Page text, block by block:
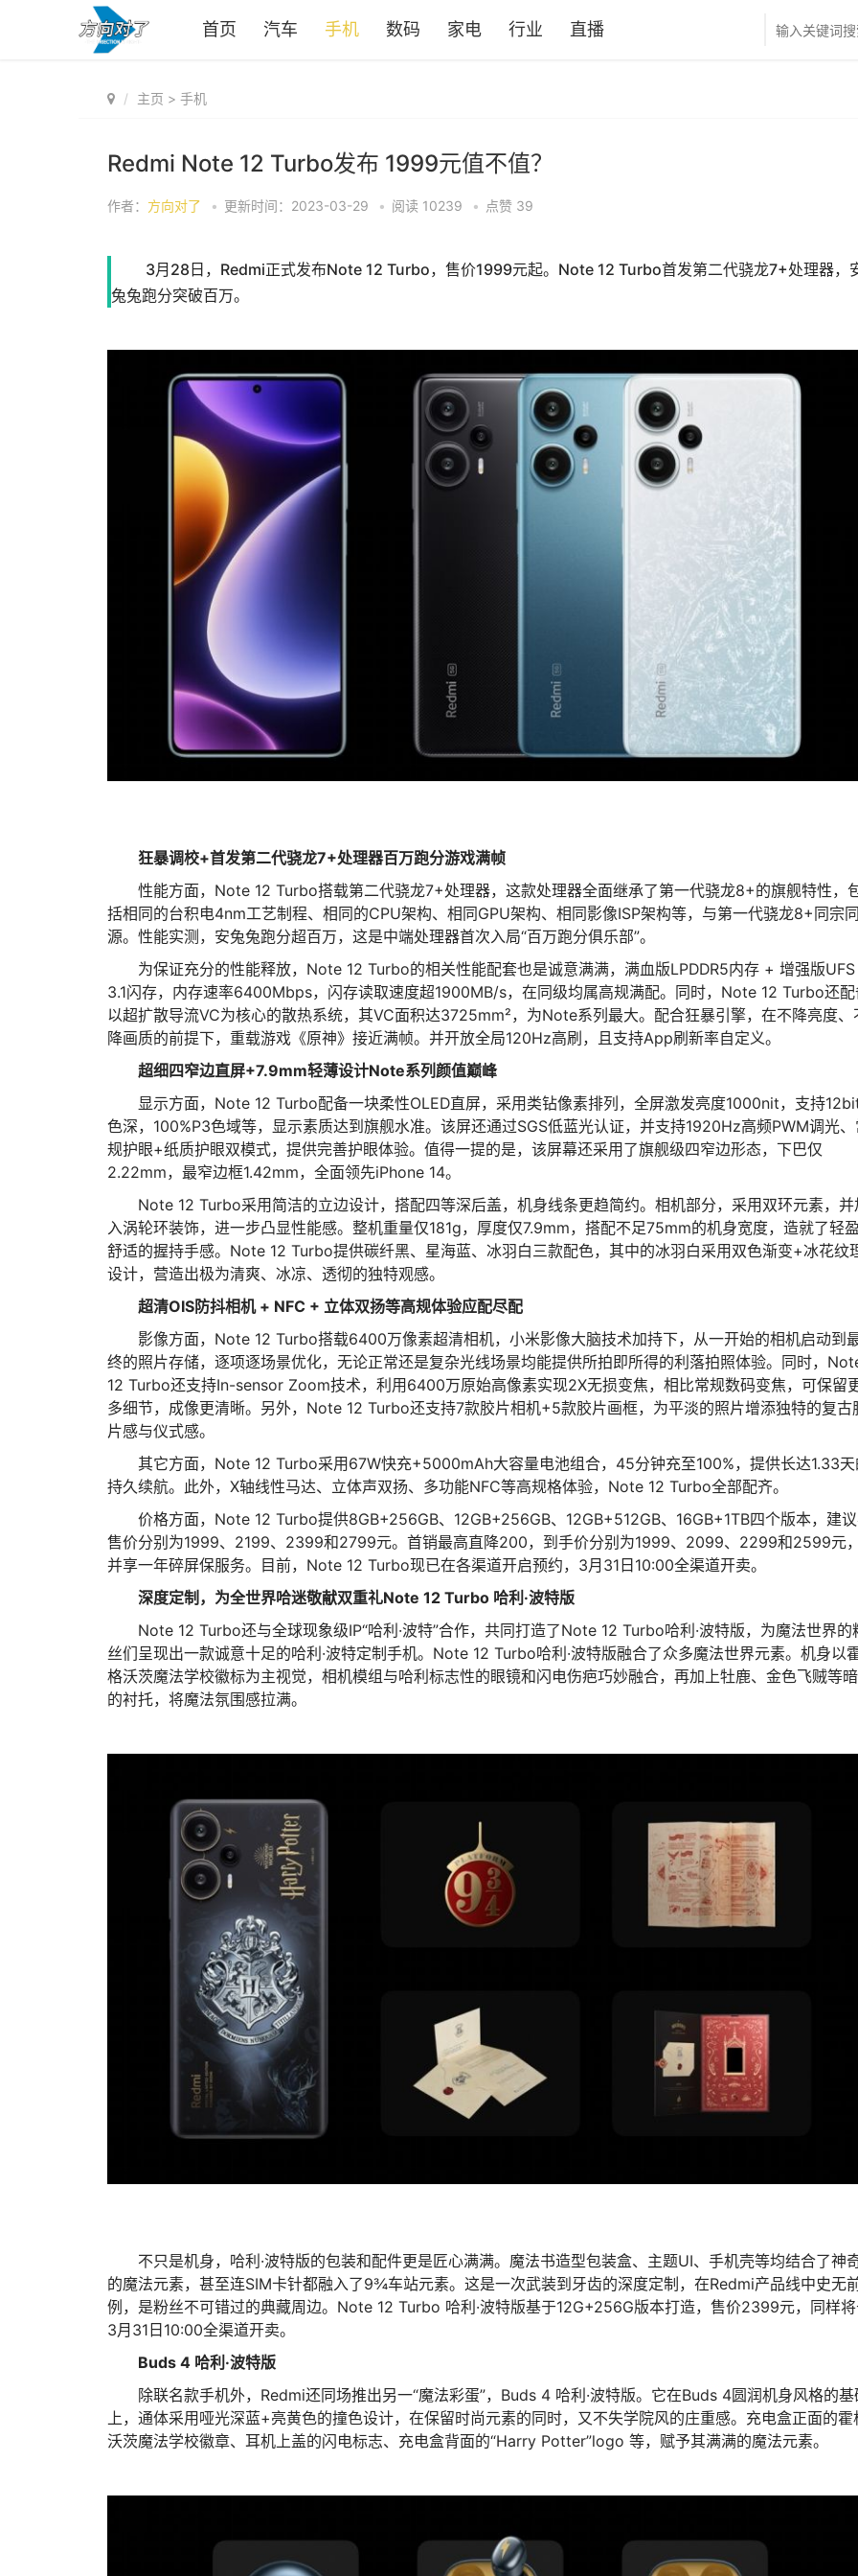
首页 汽车 手机 数码 家电 行业 直播
主页 > 手机
Redmi Note 12 Turbo发布 1999元值不值？
作者： 方向对了 • 更新时间：2023-03-29 • 阅读 10239 • 点赞 39
3月28日，Redmi正式发布Note 12 Turbo，售价1999元起。Note 12 Turbo首发第二代骁龙7+处理器，
兔兔跑分突破百万。
狂暴调校+首发第二代骁龙7+处理器百万跑分游戏满帧
性能方面，Note 12 Turbo搭载第二代骁龙7+处理器，这款处理器全面继承了第一代骁龙8+的旗舰特性，
括相同的台积电4nm工艺制程、相同的CPU架构、相同GPU架构、相同影像ISP架构等，与第一代骁龙8+同宗同
源。性能实测，安兔兔跑分超百万，这是中端处理器首次入局“百万跑分俱乐部”。
为保证充分的性能释放，Note 12 Turbo的相关性能配套也是诚意满满，满血版LPDDR5内存 + 增强版UFS
3.1闪存，内存速率6400Mbps，闪存读取速度超1900MB/s，在同级均属高规满配。同时，Note 12 Turbo还配
以超扩散导流VC为核心的散热系统，其VC面积达3725mm²，为Note系列最大。配合狂暴引擎，在不降亮度、
降画质的前提下，重载游戏《原神》接近满帧。并开放全局120Hz高刷，且支持App刷新率自定义。
超细四窄边直屏+7.9mm轻薄设计Note系列颜值巅峰
显示方面，Note 12 Turbo配备一块柔性OLED直屏，采用类钻像素排列，全屏激发亮度1000nit，支持
色深，100%P3色域等，显示素质达到旗舰水准。该屏还通过SGS低蓝光认证，并支持1920Hz高频PWM调光、
规护眼+纸质护眼双模式，提供完善护眼体验。值得一提的是，该屏幕还采用了旗舰级四窄边形态，下巴仅
2.22mm，最窄边框1.42mm，全面领先iPhone 14。
Note 12 Turbo采用简洁的立边设计，搭配四等深后盖，机身线条更趋简约。相机部分，采用双环元素，并
入涡轮环装饰，进一步凸显性能感。整机重量仅181g，厚度仅7.9mm，搭配不足75mm的机身宽度，造就了轻盈
舒适的握持手感。Note 12 Turbo提供碳纤黑、星海蓝、冰羽白三款配色，其中的冰羽白采用双色渐变+冰花纹
设计，营造出极为清爽、冰凉、透彻的独特观感。
超清OIS防抖相机 + NFC + 立体双扬等高规体验应配尽配
影像方面，Note 12 Turbo搭载6400万像素超清相机，小米影像大脑技术加持下，从一开始的相机启动到
终的照片存储，逐项逐场景优化，无论正常还是复杂光线场景均能提供所拍即所得的利落拍照体验。同时，
12 Turbo还支持In-sensor Zoom技术，利用6400万原始高像素实现2X无损变焦，相比常规数码变焦，可保留
多细节，成像更清晰。另外，Note 12 Turbo还支持7款胶片相机+5款胶片画框，为平淡的照片增添独特的复古
片感与仪式感。
其它方面，Note 12 Turbo采用67W快充+5000mAh大容量电池组合，45分钟充至100%，提供长达1.33天
持久续航。此外，X轴线性马达、立体声双扬、多功能NFC等高规格体验，Note 12 Turbo全部配齐。
价格方面，Note 12 Turbo提供8GB+256GB、12GB+256GB、12GB+512GB、16GB+1TB四个版本，建
售价分别为1999、2199、2399和2799元。首销最高直降200，到手价分别为1999、2099、2299和2599元，
并享一年碎屏保服务。目前，Note 12 Turbo现已在各渠道开启预约，3月31日10:00全渠道开卖。
深度定制，为全世界哈迷敬献双重礼Note 12 Turbo 哈利·波特版
Note 12 Turbo还与全球现象级IP“哈利·波特”合作，共同打造了Note 12 Turbo哈利·波特版，为魔法世界的
丝们呈现出一款诚意十足的哈利·波特定制手机。Note 12 Turbo哈利·波特版融合了众多魔法世界元素。机身以
格沃茨魔法学校徽标为主视觉，相机模组与哈利标志性的眼镜和闪电伤疤巧妙融合，再加上牡鹿、⾦色飞贼等
的衬托，将魔法氛围感拉满。
不只是机身，哈利·波特版的包装和配件更是匠心满满。魔法书造型包装盒、主题UI、手机壳等均结合了神
的魔法元素，甚至连SIM卡针都融入了9¾车站元素。这是⼀次武装到牙齿的深度定制，在Redmi产品线中史无
例，是粉丝不可错过的典藏周边。Note 12 Turbo 哈利·波特版基于12G+256G版本打造，售价2399元，同样
3月31日10:00全渠道开卖。
Buds 4 哈利·波特版
除联名款手机外，Redmi还同场推出另⼀“魔法彩蛋”，Buds 4 哈利·波特版。它在Buds 4圆润机身风格的基
上，通体采用哑光深蓝+亮黄色的撞色设计，在保留时尚元素的同时，又不失学院风的庄重感。充电盒正面的霍
沃茨魔法学校徽章、耳机上盖的闪电标志、充电盒背面的“Harry Potter”logo 等，赋予其满满的魔法元素。